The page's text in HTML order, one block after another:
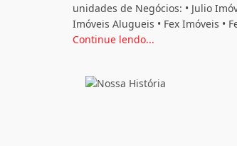
unidades de Negócios: • Julio
Imóveis Alugueis • Fex Imóveis •
Continue lendo...